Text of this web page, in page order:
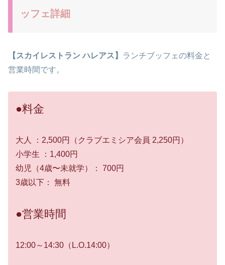
ッフェ詳細
【スカイレストラン ハレアス】 ランチブッフェの料金と
営業時間です。
●料金
大人 ：2,500円（クラブエミシア会員 2,250円）
小学生 ：1,400円
幼児（4歳〜未就学）： 700円
3歳以下： 無料
●営業時間
12:00～14:30（L.O.14:00）